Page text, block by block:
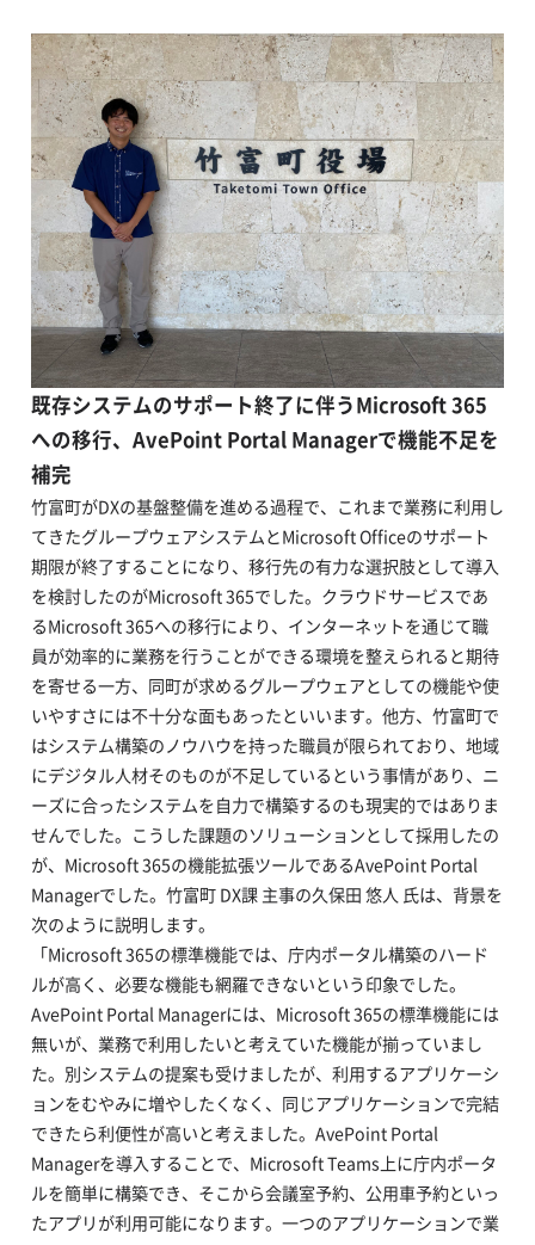
既存システムのサポート終了に伴うMicrosoft 365
への移行、AvePoint Portal Managerで機能不足を
補完
竹富町がDXの基盤整備を進める過程で、これまで業務に利用し
てきたグループウェアシステムとMicrosoft Officeのサポート
期限が終了することになり、移行先の有力な選択肢として導入
を検討したのがMicrosoft 365でした。クラウドサービスであ
るMicrosoft 365への移行により、インターネットを通じて職
員が効率的に業務を行うことができる環境を整えられると期待
を寄せる一方、同町が求めるグループウェアとしての機能や使
いやすさには不十分な面もあったといいます。他方、竹富町で
はシステム構築のノウハウを持った職員が限られており、地域
にデジタル人材そのものが不足しているという事情があり、ニ
ーズに合ったシステムを自力で構築するのも現実的ではありま
せんでした。こうした課題のソリューションとして採用したの
が、Microsoft 365の機能拡張ツールであるAvePoint Portal
Managerでした。竹富町 DX課 主事の久保田 悠人 氏は、背景を
次のように説明します。
「Microsoft 365の標準機能では、庁内ポータル構築のハード
ルが高く、必要な機能も網羅できないという印象でした。
AvePoint Portal Managerには、Microsoft 365の標準機能には
無いが、業務で利用したいと考えていた機能が揃っていまし
た。別システムの提案も受けましたが、利用するアプリケーシ
ョンをむやみに増やしたくなく、同じアプリケーションで完結
できたら利便性が高いと考えました。AvePoint Portal
Managerを導入することで、Microsoft Teams上に庁内ポータ
ルを簡単に構築でき、そこから会議室予約、公用車予約といっ
たアプリが利用可能になります。一つのアプリケーションで業